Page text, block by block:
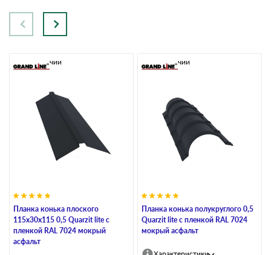
Планка конька плоского
115х30х115 0,5 Quarzit lite с
пленкой RAL 7024 мокрый
асфальт
В наличии
Планка конька полукруглого 0,5
Quarzit lite с пленкой RAL 7024
мокрый асфальт
В наличии